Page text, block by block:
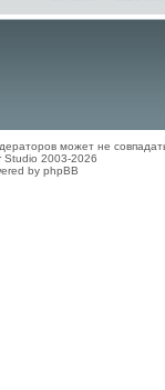
может не
Studio 2003-2026
by phpBB